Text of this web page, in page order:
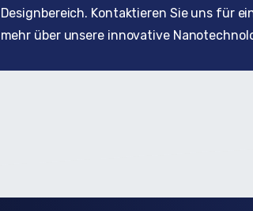
Designbereich. Kontaktieren Sie uns für
mehr über unsere innovative